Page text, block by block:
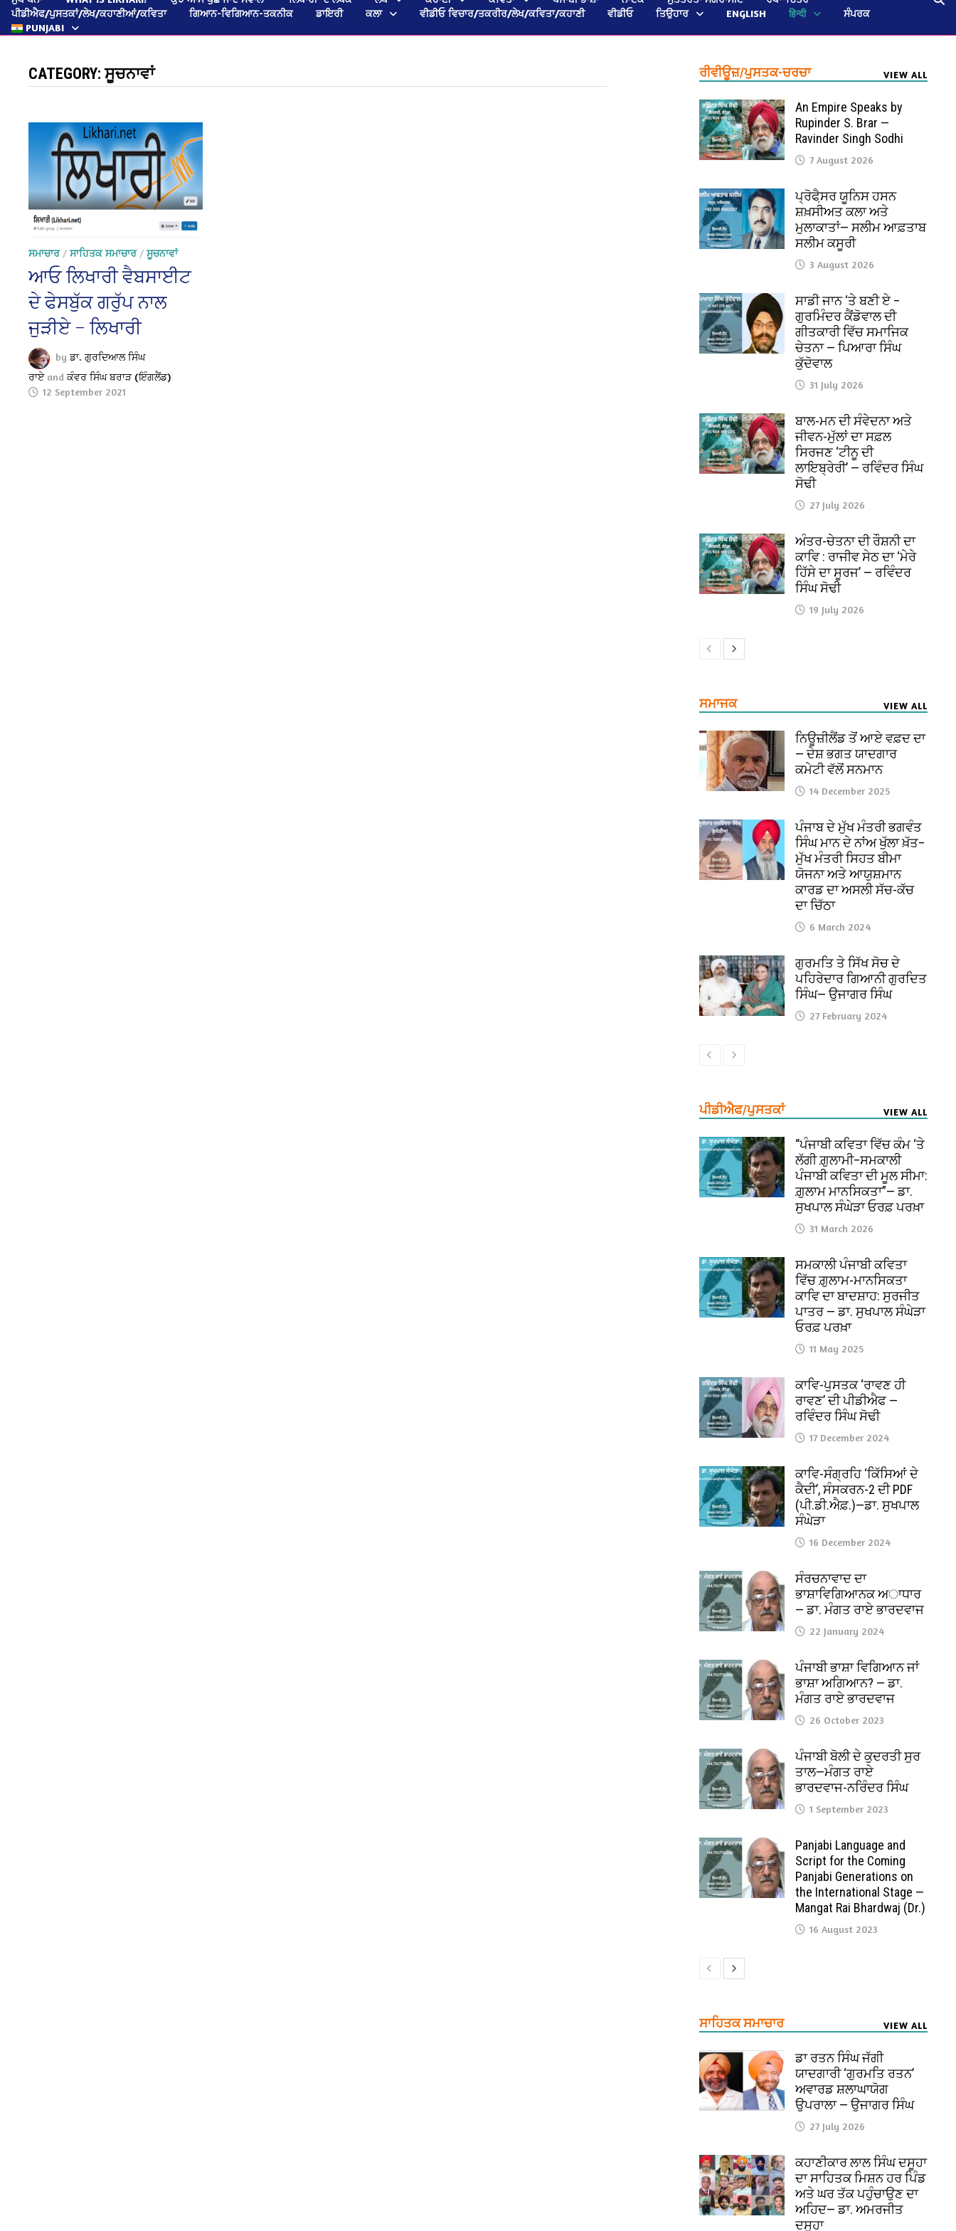
ਪੀਡੀਐਫ/ਪੁਸਤਕਾਂ/ਲੇਖ/ਕਹਾਣੀਆਂ/ਕਵਿਤਾ
ਗਿਆਨ-ਵਿਗਿਆਨ-ਤਕਨੀਕ ਡਾਇਰੀ ਕਲਾ ਵੀਡੀਓ ਵਿਚਾਰ/ਤਕਰੀਰ/ਲੇਖ/ਕਵਿਤਾ/ਕਹਾਣੀ ਵੀਡੀਓ ਤਿਉਹਾਰ ENGLISH हिन्दी
ਸੰਪਰਕ
PUNJABI
CATEGORY:ਸੂਚਨਾਵਾਂ
ਸਮਾਚਾਰ/ਸਾਹਿਤਕ ਸਮਾਚਾਰ/ਸੂਚਨਾਵਾਂ
ਆਓ ਲਿਖਾਰੀ ਵੈਬਸਾਈਟ
ਦੇ ਫੇਸਬੁੱਕ ਗਰੁੱਪ ਨਾਲ
ਜੁੜੀਏ – ਲਿਖਾਰੀ
byਡਾ. ਗੁਰਦਿਆਲ ਸਿੰਘ
ਰਾਏandਕੰਵਰ ਸਿੰਘ ਬਰਾੜ (ਇੰਗਲੈਂਡ)
12 September 2021
ਰੀਵੀਊਜ਼/ਪੁਸਤਕ-ਚਰਚਾ VIEW ALL
An Empire Speaks by
Rupinder S. Brar —
Ravinder Singh Sodhi
7 August 2026
ਪ੍ਰੋਫੈ਼ਸਰ ਯੂਨਿਸ ਹਸਨ
ਸ਼ਖ਼ਸੀਅਤ ਕਲਾ ਅਤੇ
ਮੁਲਾਕਾਤਾਂ— ਸਲੀਮ ਆਫ਼ਤਾਬ
ਸਲੀਮ ਕਸੂਰੀ
3 August 2026
ਸਾਡੀ ਜਾਨ ‘ਤੇ ਬਣੀ ਏ –
ਗੁਰਮਿੰਦਰ ਕੈਂਡੋਵਾਲ ਦੀ
ਗੀਤਕਾਰੀ ਵਿੱਚ ਸਮਾਜਿਕ
ਚੇਤਨਾ — ਪਿਆਰਾ ਸਿੰਘ
ਕੁੱਦੋਵਾਲ
31 July 2026
ਬਾਲ-ਮਨ ਦੀ ਸੰਵੇਦਨਾ ਅਤੇ
ਜੀਵਨ-ਮੁੱਲਾਂ ਦਾ ਸਫ਼ਲ
ਸਿਰਜਣ ‘ਟੀਨੂ ਦੀ
ਲਾਇਬ੍ਰੇਰੀ’ — ਰਵਿੰਦਰ ਸਿੰਘ
ਸੋਢੀ
27 July 2026
ਅੰਤਰ-ਚੇਤਨਾ ਦੀ ਰੌਸ਼ਨੀ ਦਾ
ਕਾਵਿ : ਰਾਜੀਵ ਸੇਠ ਦਾ ‘ਮੇਰੇ
ਹਿੱਸੇ ਦਾ ਸੂਰਜ’ — ਰਵਿੰਦਰ
ਸਿੰਘ ਸੋਢੀ
19 July 2026
ਸਮਾਜਕ VIEW ALL
ਨਿਊਜ਼ੀਲੈਂਡ ਤੋਂ ਆਏ ਵਫ਼ਦ ਦਾ
— ਦੇਸ਼ ਭਗਤ ਯਾਦਗਾਰ
ਕਮੇਟੀ ਵੱਲੋਂ ਸਨਮਾਨ
14 December 2025
ਪੰਜਾਬ ਦੇ ਮੁੱਖ ਮੰਤਰੀ ਭਗਵੰਤ
ਸਿੰਘ ਮਾਨ ਦੇ ਨਾਂਅ ਖੁੱਲਾ ਖ਼ੱਤ–
ਮੁੱਖ ਮੰਤਰੀ ਸਿਹਤ ਬੀਮਾ
ਯੋਜਨਾ ਅਤੇ ਆਯੁਸ਼ਮਾਨ
ਕਾਰਡ ਦਾ ਅਸਲੀ ਸੱਚ-ਕੱਚ
ਦਾ ਚਿੱਠਾ
6 March 2024
ਗੁਰਮਤਿ ਤੇ ਸਿੱਖ ਸੋਚ ਦੇ
ਪਹਿਰੇਦਾਰ ਗਿਆਨੀ ਗੁਰਦਿਤ
ਸਿੰਘ— ਉਜਾਗਰ ਸਿੰਘ
27 February 2024
ਪੀਡੀਐਫ/ਪੁਸਤਕਾਂ VIEW ALL
“ਪੰਜਾਬੀ ਕਵਿਤਾ ਵਿੱਚ ਕੰਮ ‘ਤੇ
ਲੱਗੀ ਗ਼ੁਲਾਮੀ–ਸਮਕਾਲੀ
ਪੰਜਾਬੀ ਕਵਿਤਾ ਦੀ ਮੂਲ ਸੀਮਾ:
ਗ਼ੁਲਾਮ ਮਾਨਸਿਕਤਾ”— ਡਾ.
ਸੁਖਪਾਲ ਸੰਘੇੜਾ ਓਰਫ਼ ਪਰਖ਼ਾ
31 March 2026
ਸਮਕਾਲੀ ਪੰਜਾਬੀ ਕਵਿਤਾ
ਵਿੱਚ ਗ਼ੁਲਾਮ-ਮਾਨਸਿਕਤਾ
ਕਾਵਿ ਦਾ ਬਾਦਸ਼ਾਹ: ਸੁਰਜੀਤ
ਪਾਤਰ — ਡਾ. ਸੁਖਪਾਲ ਸੰਘੇੜਾ
ਓਰਫ਼ ਪਰਖ਼ਾ
11 May 2025
ਕਾਵਿ-ਪੁਸਤਕ ‘ਰਾਵਣ ਹੀ
ਰਾਵਣ’ ਦੀ ਪੀਡੀਐਫ —
ਰਵਿੰਦਰ ਸਿੰਘ ਸੋਢੀ
17 December 2024
ਕਾਵਿ-ਸੰਗ੍ਰਹਿ ‘ਕਿੱਸਿਆਂ ਦੇ
ਕੈਦੀ’, ਸੰਸਕਰਨ-2 ਦੀ PDF
(ਪੀ.ਡੀ.ਐਫ਼.)—ਡਾ. ਸੁਖਪਾਲ
ਸੰਘੇੜਾ
16 December 2024
ਸੰਰਚਨਾਵਾਦ ਦਾ
ਭਾਸ਼ਾਵਿਗਿਆਨਕ ਅਾਧਾਰ
— ਡਾ. ਮੰਗਤ ਰਾਏ ਭਾਰਦਵਾਜ
22 January 2024
ਪੰਜਾਬੀ ਭਾਸ਼ਾ ਵਿਗਿਆਨ ਜਾਂ
ਭਾਸ਼ਾ ਅਗਿਆਨ? — ਡਾ.
ਮੰਗਤ ਰਾਏ ਭਾਰਦਵਾਜ
26 October 2023
ਪੰਜਾਬੀ ਬੋਲੀ ਦੇ ਕੁਦਰਤੀ ਸੁਰ
ਤਾਲ—ਮੰਗਤ ਰਾਏ
ਭਾਰਦਵਾਜ-ਨਰਿੰਦਰ ਸਿੰਘ
1 September 2023
Panjabi Language and
Script for the Coming
Panjabi Generations on
the International Stage —
Mangat Rai Bhardwaj (Dr.)
16 August 2023
ਸਾਹਿਤਕ ਸਮਾਚਾਰ VIEW ALL
ਡਾ ਰਤਨ ਸਿੰਘ ਜੱਗੀ
ਯਾਦਗਾਰੀ ‘ਗੁਰਮਤਿ ਰਤਨ’
ਅਵਾਰਡ ਸ਼ਲਾਘਾਯੋਗ
ਉਪਰਾਲਾ — ਉਜਾਗਰ ਸਿੰਘ
27 July 2026
ਕਹਾਣੀਕਾਰ ਲਾਲ ਸਿੰਘ ਦਸੂਹਾ
ਦਾ ਸਾਹਿਤਕ ਮਿਸ਼ਨ ਹਰ ਪਿੰਡ
ਅਤੇ ਘਰ ਤੱਕ ਪਹੁੰਚਾਉਣ ਦਾ
ਅਹਿਦ— ਡਾ. ਅਮਰਜੀਤ
ਦਸੂਹਾ